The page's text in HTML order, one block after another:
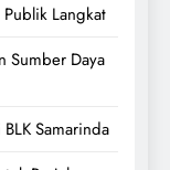
Langkat
Sumber Daya
Samarinda